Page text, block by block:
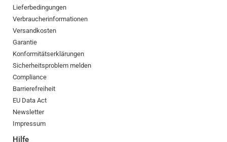
Lieferbedingungen
Verbraucherinformationen
Versandkosten
Garantie
Konformitätserklärungen
Sicherheitsproblem melden
Compliance
Barrierefreiheit
EU Data Act
Newsletter
Impressum
Hilfe